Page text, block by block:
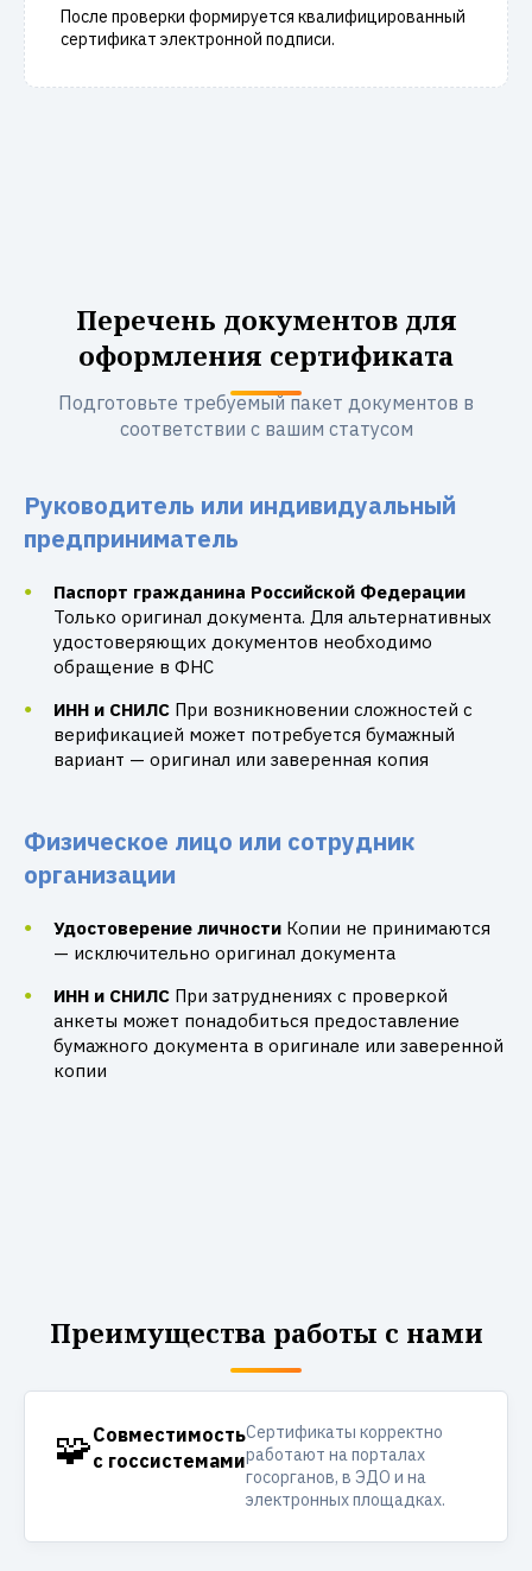
После проверки формируется квалифицированный
сертификат электронной подписи.
Перечень документов для
оформления сертификата
Подготовьте требуемый пакет документов в
соответствии с вашим статусом
Руководитель или индивидуальный
предприниматель
Паспорт гражданина Российской Федерации
Только оригинал документа. Для альтернативных
удостоверяющих документов необходимо
обращение в ФНС
ИНН и СНИЛС При возникновении сложностей с
верификацией может потребуется бумажный
вариант — оригинал или заверенная копия
Физическое лицо или сотрудник
организации
Удостоверение личности Копии не принимаются
— исключительно оригинал документа
ИНН и СНИЛС При затруднениях с проверкой
анкеты может понадобиться предоставление
бумажного документа в оригинале или заверенной
копии
Преимущества работы с нами
🧩Совместимость
с госсистемами
Сертификаты корректно
работают на порталах
госорганов, в ЭДО и на
электронных площадках.